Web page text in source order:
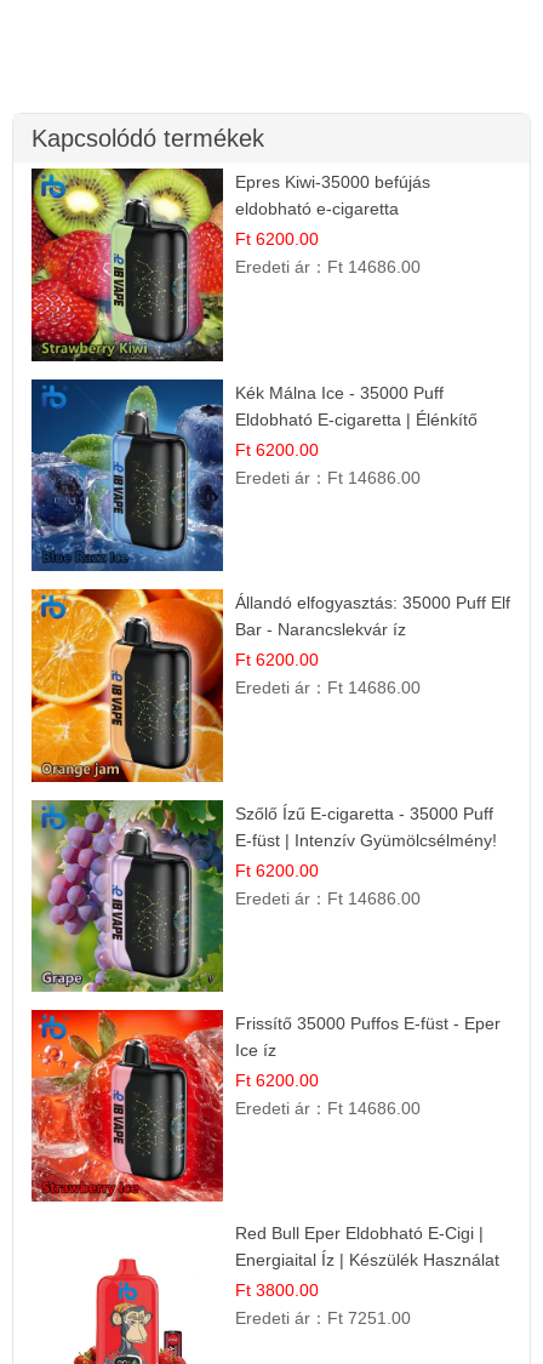
Kapcsolódó termékek
Epres Kiwi-35000 befújás
eldobható e-cigaretta
Ft 6200.00
Eredeti ár： Ft 14686.00
Kék Málna Ice - 35000 Puff
Eldobható E-cigaretta | Élénkítő
Gyümölcsös Frissesség!
Ft 6200.00
Eredeti ár： Ft 14686.00
Állandó elfogyasztás: 35000 Puff Elf
Bar - Narancslekvár íz
Ft 6200.00
Eredeti ár： Ft 14686.00
Szőlő Ízű E-cigaretta - 35000 Puff
E-füst | Intenzív Gyümölcsélmény!
Ft 6200.00
Eredeti ár： Ft 14686.00
Frissítő 35000 Puffos E-füst - Eper
Ice íz
Ft 6200.00
Eredeti ár： Ft 14686.00
Red Bull Eper Eldobható E-Cigi |
Energiaital Íz | Készülék Használat
Ft 3800.00
Eredeti ár： Ft 7251.00